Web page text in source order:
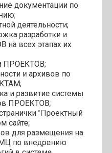
документации по
деятельности;
разработки и
на всех этапах их
ПРОЕКТОВ;
и архивов по
и развитие системы
ПРОЕКТОВ;
"Проектный
сайте;
для размещения на
по внедрению